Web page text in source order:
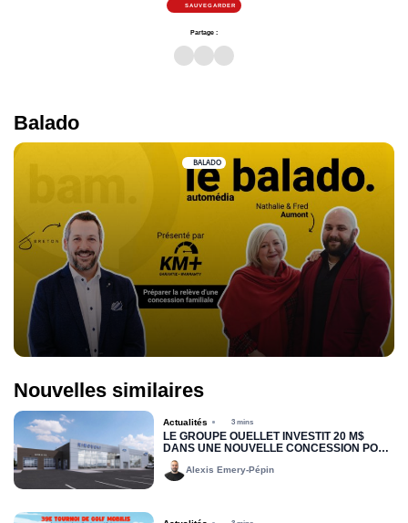
SAUVEGARDER
Partage :
Balado
BALADO
Nouvelles similaires
Actualités 3 mins
LE GROUPE OUELLET INVESTIT 20 M$
DANS UNE NOUVELLE CONCESSION POUR
RIMOUSKI FORD
Alexis Emery-Pépin